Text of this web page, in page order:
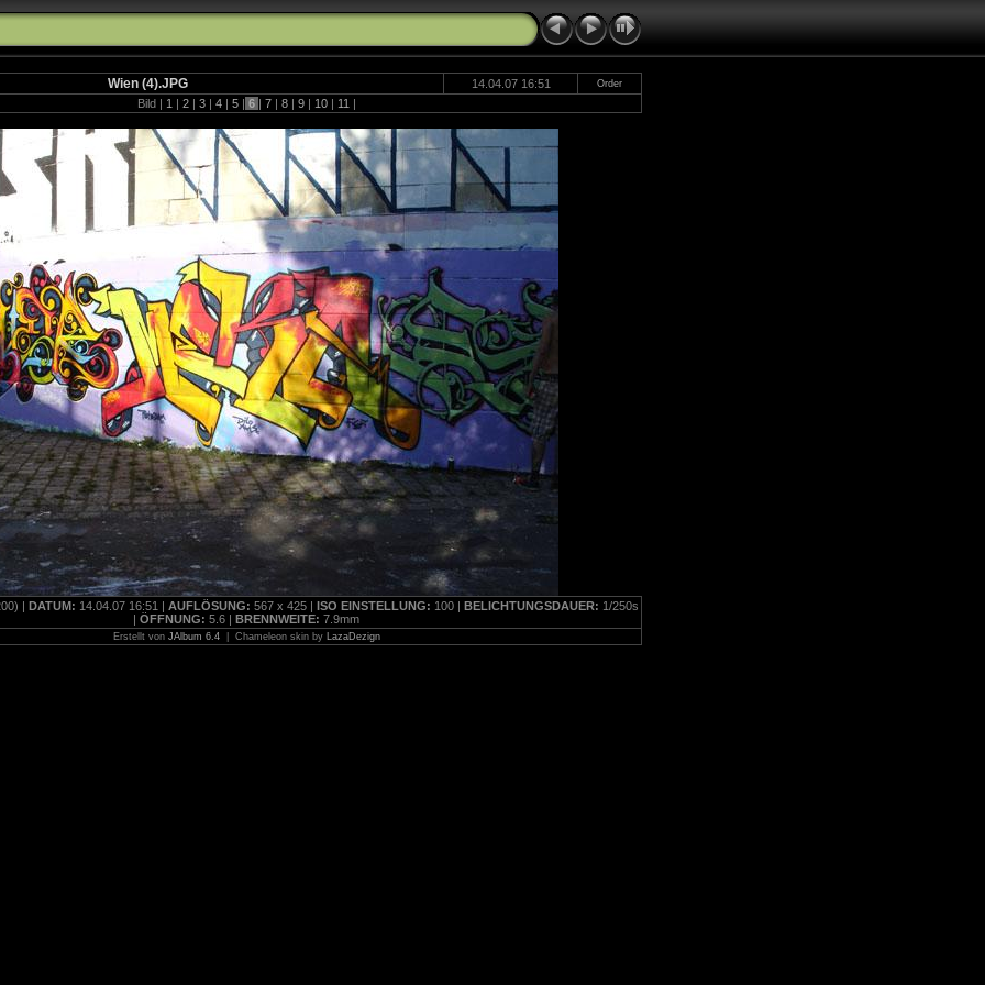
Wien (4).JPG 14.04.07 16:51 Order
Bild | 1 | 2 | 3 | 4 | 5 | 6 | 7 | 8 | 9 | 10 | 11 |
| DATUM: 14.04.07 16:51 | AUFLÖSUNG: 567 x 425 | ISO EINSTELLUNG: 100 | BELICHTUNGSDAUER: 1/250s
| ÖFFNUNG: 5.6 | BRENNWEITE: 7.9mm
Erstellt von JAlbum 6.4| Chameleon skin by LazaDezign